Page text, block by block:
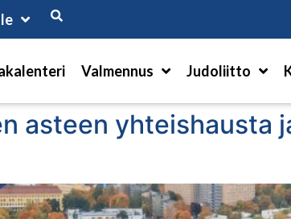
Valmennus Judoliitto
asteen yhteishausta